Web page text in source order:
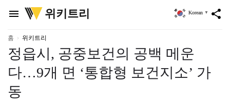
menu
위
키
리
위키트리 share
Korean ▼
홈 위키트리
정읍시, 공중보건의 공백 메운
다…9개 면 ‘통합형 보건지소’ 가
동